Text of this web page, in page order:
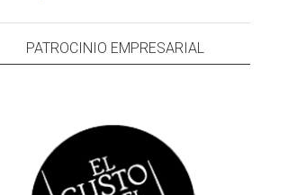
PATROCINIO EMPRESARIAL